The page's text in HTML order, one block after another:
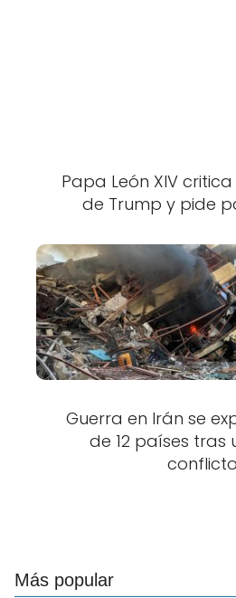
Papa León XIV
de Trump y pide
Guerra en Irán se
de 12 países tras
conflicto
Más popular